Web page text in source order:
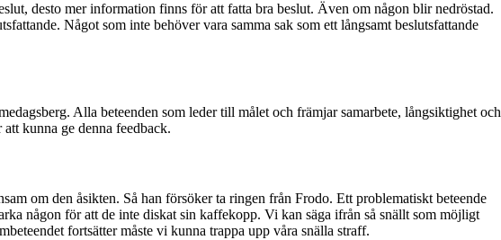
desto mer information finns för att fatta bra beslut. Även om någon blir nedröstad.
Något som inte behöver vara samma sak som ett långsamt beslutsfattande
Alla beteenden som leder till målet och främjar samarbete, långsiktighet och
kunna ge denna feedback.
om den åsikten. Så han försöker ta ringen från Frodo. Ett problematiskt beteende
någon för att de inte diskat sin kaffekopp. Vi kan säga ifrån så snällt som möjligt
fortsätter måste vi kunna trappa upp våra snälla straff.